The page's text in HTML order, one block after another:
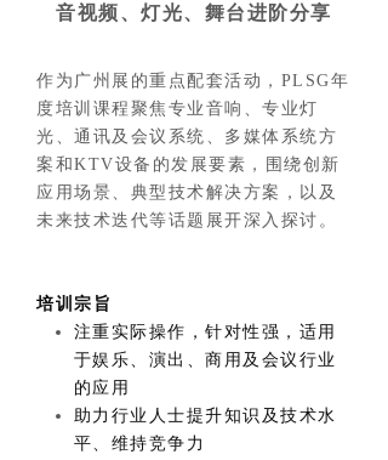
音视频、灯光、舞台进阶分享
作为广州展的重点配套活动，PLSG年
度培训课程聚焦专业音响、专业灯
光、通讯及会议系统、多媒体系统方
案和KTV设备的发展要素，围绕创新
应用场景、典型技术解决方案，以及
未来技术迭代等话题展开深入探讨。
培训宗旨
注重实际操作，针对性强，适用
于娱乐、演出、商用及会议行业
的应用
助力行业人士提升知识及技术水
平、维持竞争力